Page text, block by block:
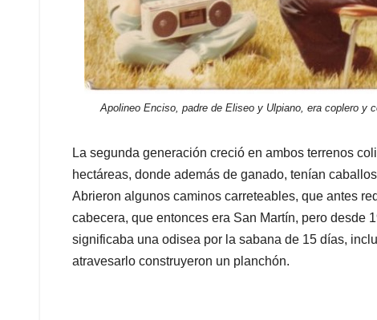
Apolineo Enciso, padre de Eliseo y Ulpiano, era coplero y
La segunda generación creció en ambos terrenos
hectáreas, donde además de ganado, tenían
Abrieron algunos caminos carreteables, que antes
cabecera, que entonces era San Martín, pero
significaba una odisea por la sabana de 15 días,
atravesarlo construyeron un planchón.